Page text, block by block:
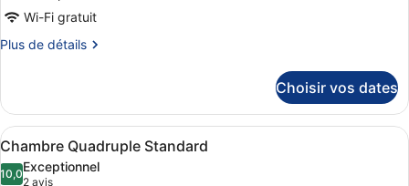
type
chambre :
Standard
Wi-Fi gratuit
Plus de détails
Plus
le
type
de
chambre
Chambre
Choisir vos dates
Afficher
toutes
les
Une chambre d’hôtel avec deux
14
Chambre Quadruple Standard
10,010,0 sur 10
Exceptionnel
2 avis